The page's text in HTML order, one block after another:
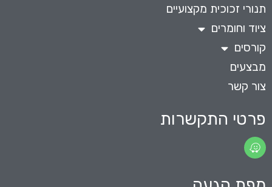
תנורי זכוכית מקצועיים
ציוד וחומרים
קורסים
מבצעים
צור קשר
פרטי התקשרות